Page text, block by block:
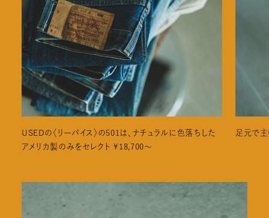
USEDの〈リーバイス〉の501は、ナチュラルに色落ちした
アメリカ製のみをセレクト ¥18,700〜
足元で